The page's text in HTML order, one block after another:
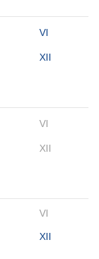
VI
XII
VI
XII
VI
XII